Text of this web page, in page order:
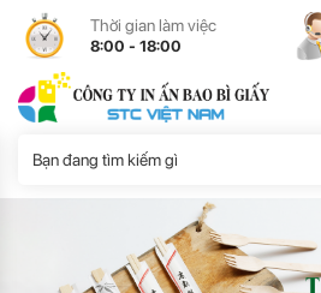
Thời gian làm việc
8:00 - 18:00